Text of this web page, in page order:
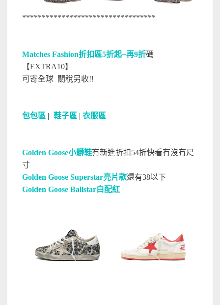
**********************************
Matches Fashion折扣區5折起+再9折碼
【EXTRA10】
可寄全球 關稅另收!!
包包區 | 鞋子區 | 衣服區
Golden Goose小髒鞋有新進折扣54折快看有沒有尺
寸
Golden Goose Superstar亮片款還有38以下
Golden Goose Ballstar白配紅